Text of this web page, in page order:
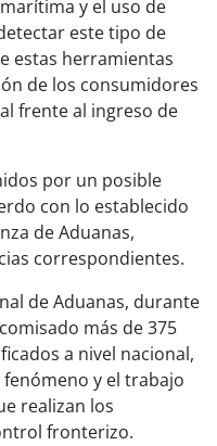
y el uso de
este tipo de
estas herramientas
de los consumidores
frente al ingreso de
por un posible
con lo establecido
de Aduanas,
correspondientes.
de Aduanas, durante
más de 375
a nivel nacional,
y el trabajo
realizan los
fronterizo.